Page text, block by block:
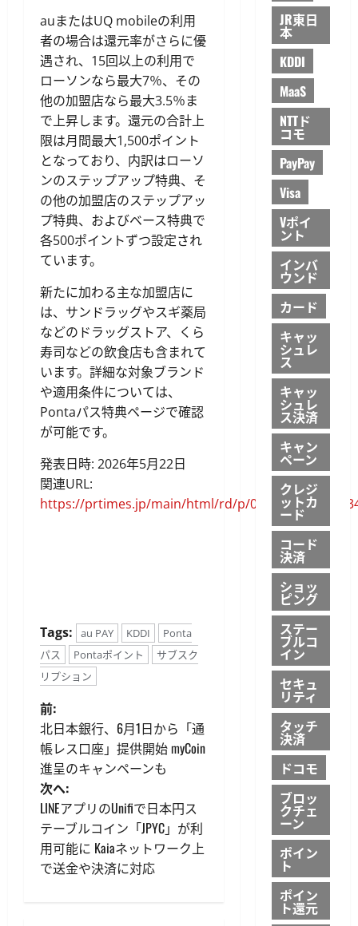
auまたはUQ mobileの利用
者の場合は還元率がさらに優
遇され、15回以上の利用で
ローソンなら最大7％、その
他の加盟店なら最大3.5％ま
で上昇します。還元の合計上
限は月間最大1,500ポイント
となっており、内訳はローソ
ンのステップアップ特典、そ
の他の加盟店のステップアッ
プ特典、およびベース特典で
各500ポイントずつ設定され
ています。
新たに加わる主な加盟店に
は、サンドラッグやスギ薬局
などのドラッグストア、くら
寿司などの飲食店も含まれて
います。詳細な対象ブランド
や適用条件については、
Pontaパス特典ページで確認
が可能です。
発表日時: 2026年5月22日
関連URL:
https://prtimes.jp/main/html/rd/p/
Tags: au PAY KDDI
Ponta
パス
Pontaポイント
サブスク
リプション
投
稿
ナ
ビ
ゲ
ー
前:
北日本銀行、6月1日から「通
帳レス口座」提供開始 myCoin
進呈のキャンペーンも
次へ:
LINEアプリのUnifiで日本円ス
テーブルコイン「JPYC」が利
用可能に Kaiaネットワーク上
で送金や決済に対応
JR東日
本
KDDI
MaaS
NTTド
コモ
PayPay
Visa
Vポイ
ント
インバ
ウンド
カード
キャッ
シュレ
ス
キャッ
シュレ
ス決済
キャン
ペーン
クレジ
ットカ
ード
コード
決済
ショッ
ピング
ステー
ブルコ
イン
セキュ
リティ
タッチ
決済
ドコモ
ブロッ
クチェ
ーン
ポイン
ト
ポイン
ト還元